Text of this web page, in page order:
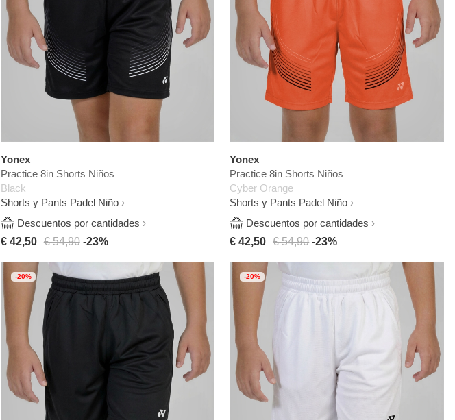
Yonex
Practice 8in Shorts Niños
Black
Shorts y Pants Padel Niño
Descuentos por cantidades
€ 42,50 € 54,90-23%
Yonex
Practice 8in Shorts Niños
Cyber Orange
Shorts y Pants Padel Niño
Descuentos por cantidades
€ 42,50
€ 54,90-23%
-20% -20%